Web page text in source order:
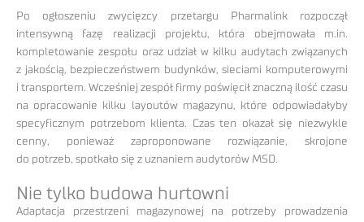
Po ogłoszeniu zwycięzcy przetargu Pharmalink rozpoczął
intensywną fazę realizacji projektu, która obejmowała m.in.
kompletowanie zespołu oraz udział w kilku audytach związanych
z jakością, bezpieczeństwem budynków, sieciami komputerowymi
i transportem. Wcześniej zespół firmy poświęcił znaczną ilość czasu
na opracowanie kilku layoutów magazynu, które odpowiadałyby
specyficznym potrzebom klienta. Czas ten okazał się niezwykle
cenny, ponieważ zaproponowane rozwiązanie, skrojone
do potrzeb, spotkało się z uznaniem audytorów MSD.
Nie tylko budowa hurtowni
Adaptacja przestrzeni magazynowej na potrzeby prowadzenia